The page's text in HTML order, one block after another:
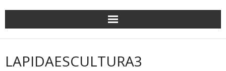
LAPIDAESCULTURA3